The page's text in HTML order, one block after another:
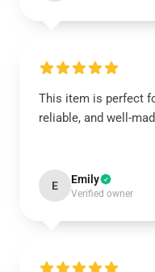
This item is perfect
reliable, and well-
E Emily
Verified owner